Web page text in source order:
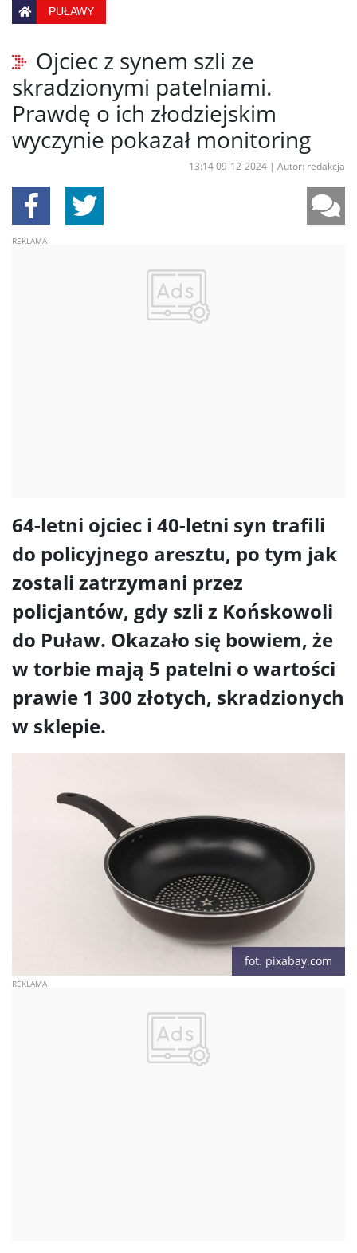
PUŁAWY
Ojciec z synem szli ze
skradzionymi patelniami.
Prawdę o ich złodziejskim
wyczynie pokazał monitoring
13:14 09-12-2024 | Autor: redakcja
64-letni ojciec i 40-letni syn trafili
do policyjnego aresztu, po tym jak
zostali zatrzymani przez
policjantów, gdy szli z Końskowoli
do Puław. Okazało się bowiem, że
w torbie mają 5 patelni o wartości
prawie 1 300 złotych, skradzionych
w sklepie.
fot. pixabay.com